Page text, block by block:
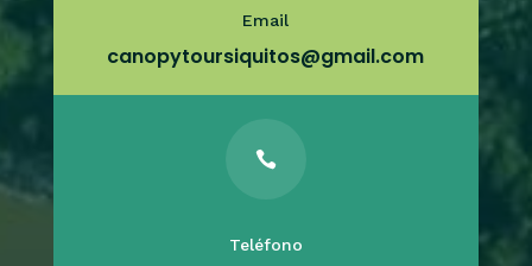
Email
canopytoursiquitos@gmail.com

Teléfono